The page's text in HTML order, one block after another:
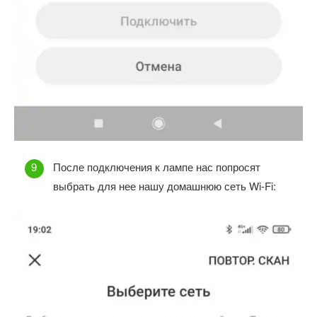
После подключения к лампе нас попросят
выбрать для нее нашу домашнюю сеть Wi-Fi: